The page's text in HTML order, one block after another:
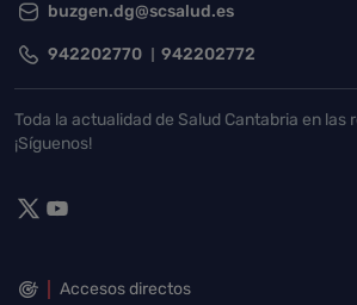
buzgen.dg@scsalud.es
942202770 942202772
Toda la actualidad de Salud Cantabria en las
¡Síguenos!
Accesos directos